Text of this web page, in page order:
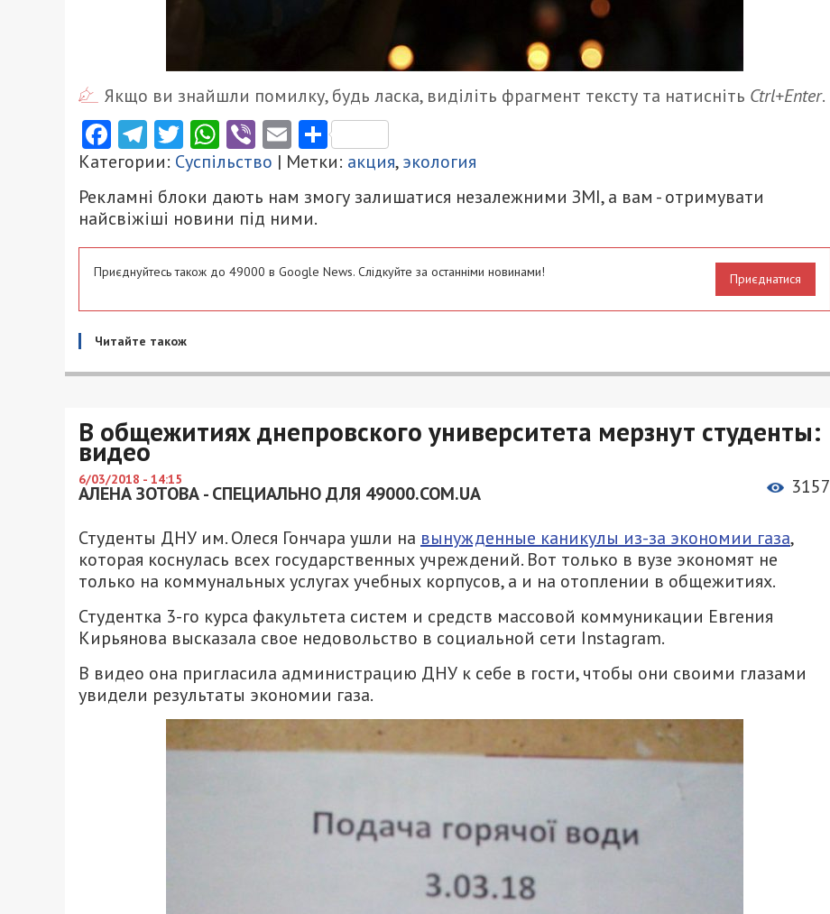
Якщо ви знайшли помилку, будь ласка, виділіть фрагмент тексту та натисніть Ctrl+Enter.
Facebook
Telegram
Twitter
WhatsApp
ViberEmailПоділитися
Категории: Суспільство | Метки: акция,экология
Рекламні блоки дають нам змогу залишатися незалежними ЗМІ, а вам - отримувати
найсвіжіші новини під ними.
Приєднуйтесь також до 49000 в Google News. Слідкуйте за останніми новинами! Приєднатися
Читайте також
В общежитиях днепровского университета мерзнут студенты:
видео
6/03/2018 - 14:15
АЛЕНА ЗОТОВА - СПЕЦИАЛЬНО ДЛЯ 49000.COM.UA 3157
Студенты ДНУ им. Олеся Гончара ушли на вынужденные каникулы из-за экономии газа,
которая коснулась всех государственных учреждений. Вот только в вузе экономят не
только на коммунальных услугах учебных корпусов, а и на отоплении в общежитиях.
Студентка 3-го курса факультета систем и средств массовой коммуникации Евгения
Кирьянова высказала свое недовольство в социальной сети Instagram.
В видео она пригласила администрацию ДНУ к себе в гости, чтобы они своими глазами
увидели результаты экономии газа.